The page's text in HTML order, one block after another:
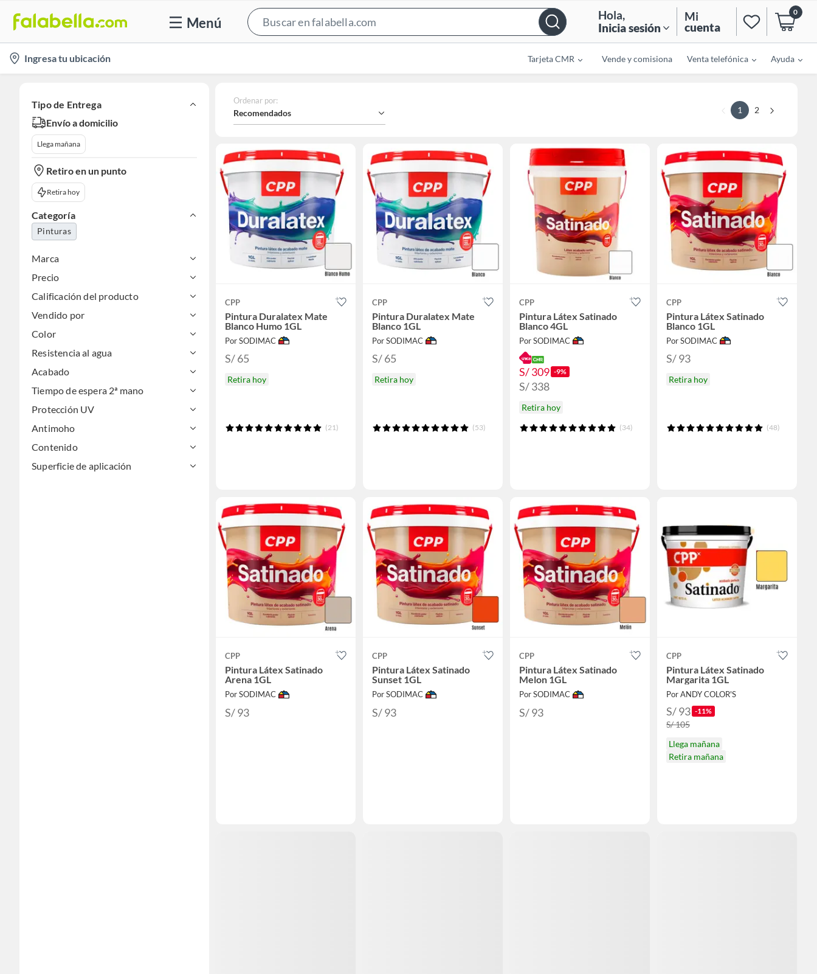
Menú
Bar
Hola,
Inicia sesión
Mi
cuenta
0
location-
icon
Ingresa tu ubicación Tarjeta CMR Vende y comisiona Venta telefónica Ayuda
Tipo de Entrega
Envío a domicilio
Llega mañana
Retiro en un punto
Retira hoy
Categoría
Pinturas
Marca
Precio
Calificación del producto
Vendido por
Color
Resistencia al agua
Acabado
Tiempo de espera 2ª mano
Protección UV
Antimoho
Contenido
Superficie de aplicación
Ordenar por:
Recomendados 1 2
CPP
Pintura Duralatex Mate
Blanco Humo 1GL
Por SODIMAC
S/ 65
Retira hoy
(21)
CPP
Pintura Duralatex Mate
Blanco 1GL
Por SODIMAC
S/ 65
Retira hoy
(53)
CPP
Pintura Látex Satinado
Blanco 4GL
Por SODIMAC
S/ 309 -9%
S/ 338
Retira hoy
(34)
CPP
Pintura Látex Satinado
Blanco 1GL
Por SODIMAC
S/ 93
Retira hoy
(48)
CPP
Pintura Látex Satinado
Arena 1GL
Por SODIMAC
S/ 93
CPP
Pintura Látex Satinado
Sunset 1GL
Por SODIMAC
S/ 93
CPP
Pintura Látex Satinado
Melon 1GL
Por SODIMAC
S/ 93
CPP
Pintura Látex Satinado
Margarita 1GL
Por ANDY COLOR'S
S/ 93 -11%
S/ 105
Llega mañana
Retira mañana